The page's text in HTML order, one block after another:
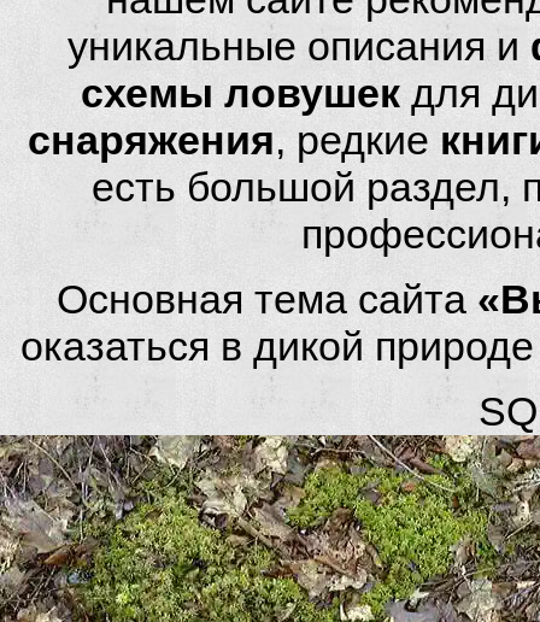
уникальные описания и
схемы ловушек для
снаряжения, редкие
есть большой
Основная тема сайта
оказаться в дикой